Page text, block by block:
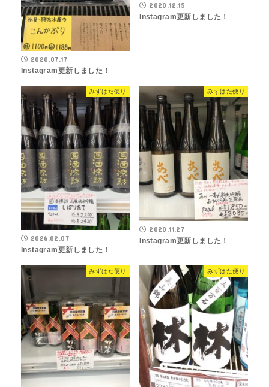
2020.07.17
Instagram更新しました！
2020.12.15
Instagram更新しました！
みずはた便り
2026.02.07
Instagram更新しました！
みずはた便り
2020.11.27
Instagram更新しました！
みずはた便り みずはた便り